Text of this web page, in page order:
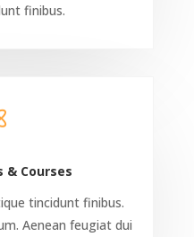
finibus.
& Courses
tincidunt finibus.
Aenean feugiat dui